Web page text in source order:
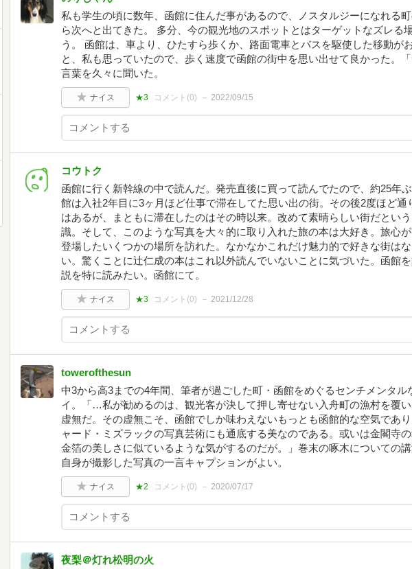
私も学生の頃に数年、函館に住んだ事があるので、ノスタルジーになれる
ら次へと出てきた。 多分、今の観光地のスポットとはターゲットなズレる
う。 函館は、車より、ひたすら歩くか、路面電車とバスを駆使した移動が
と、私も思っていたので、歩く速度で函館の街中を思い出せて良かった。
言葉を久々に聞いた。
ナイス ★3 コメント(0) 2022/09/15
コウトク
函館に行く新幹線の中で読んだ。発売直後に買って読んでたので、約25年
館は入社2年目に3ヶ月ほど仕事で滞在してた思い出の街。その後2度ほど通
はあるが、まともに滞在したのはその時以来。改めて素晴らしい街だとい
識。そして、このような写真を大々的に取り入れた旅の本は大好き。旅心が
登場したいくつかの場所を訪れた。なかなかこれだけ魅力的で好きな街は
い。驚くことに辻仁成の本はこれ以外読んでいないことに気づいた。函館
説を特に読みたい。函館にて。
ナイス ★3 コメント(0) 2021/12/28
towerofthesun
中3から高3までの4年間、筆者が過ごした町・函館をめぐるセンチメンタル
イ。「…私が勧めるのは、観光客が決して押し寄せない入舟町の漁村を覆
虚無だ。その虚無こそ、函館でしか味わえないもっとも函館的な空気であ
ャード・ミズラックの写真芸術にも通底する美なのである。或いは金閣寺
金箔の美しさに似ているような気がするのだが。」巻末の啄木についての
自身が撮影した写真の一言キャプションがよい。
ナイス ★2 コメント(0) 2020/07/17
夜梨＠灯れ松明の火